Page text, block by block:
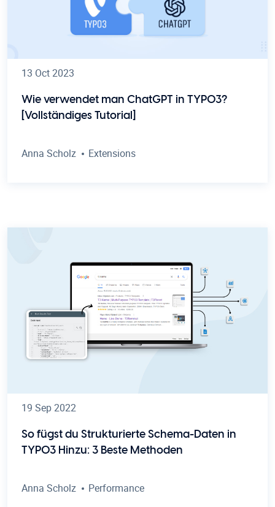
13 Oct 2023
Wie verwendet man ChatGPT in TYPO3?
[Vollständiges Tutorial]
Anna Scholz Extensions
19 Sep 2022
So fügst du Strukturierte Schema-Daten in
TYPO3 Hinzu: 3 Beste Methoden
Anna Scholz Performance